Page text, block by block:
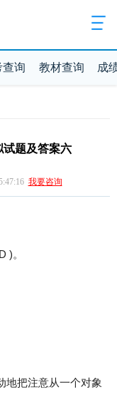
查询 教材查询 成
试题及答案六
我要咨询
)。
把注意从一个对象